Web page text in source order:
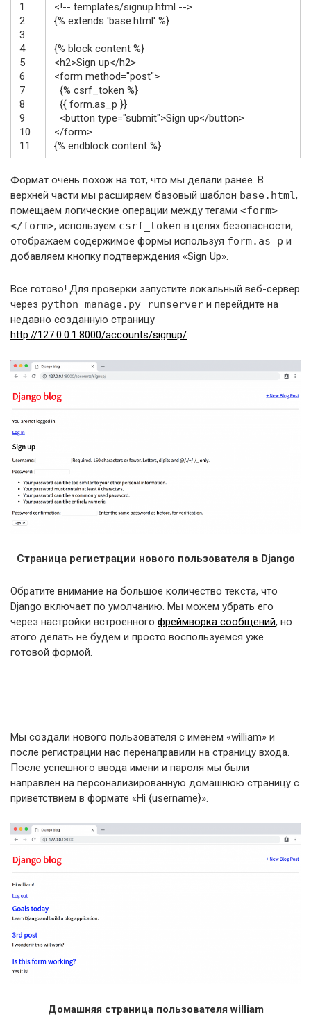
1
2
3
4
5
6
7
8
9
10
11
<!-- templates/signup.html -->
{% extends 'base.html' %}
{% block content %}
<h2>Sign up</h2>
<form method="post">
{% csrf_token %}
{{ form.as_p }}
<button type="submit">Sign up</button>
</form>
{% endblock content %}
Формат очень похож на тот, что мы делали ранее. В
верхней части мы расширяем базовый шаблон base.html,
помещаем логические операции между тегами <form>
</form>, используем csrf_token в целях безопасности,
отображаем содержимое формы используя form.as_p и
добавляем кнопку подтверждения «Sign Up».
Все готово! Для проверки запустите локальный веб-сервер
через python manage.py runserver и перейдите на
недавно созданную страницу
http://127.0.0.1:8000/accounts/signup/:
Страница регистрации нового пользователя в Django
Обратите внимание на большое количество текста, что
Django включает по умолчанию. Мы можем убрать его
через настройки встроенного фреймворка сообщений, но
этого делать не будем и просто воспользуемся уже
готовой формой.
Мы создали нового пользователя с именем «william» и
после регистрации нас перенаправили на страницу входа.
После успешного ввода имени и пароля мы были
направлен на персонализированную домашнюю страницу с
приветствием в формате «Hi {username}».
Домашняя страница пользователя william